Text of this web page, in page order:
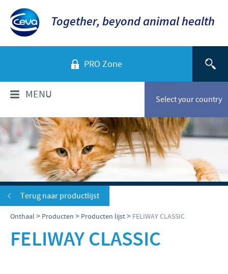
Together, beyond animal health
PRO Zone
Select your country
MENU
WIE ZIJN WIJ?
Bedrijfsoverzicht
Ceva in Belgë
Ceva in de wereld
Onze geschiedenis
Onze missie
PRODUCTEN
Producten lijst
Gezelschapsdieren
SERVICE
VERANTWOORDELIJKHEID
Terug naar productlijst
Onthaal > Producten > Producten lijst> FELIWAY CLASSIC
FELIWAY CLASSIC